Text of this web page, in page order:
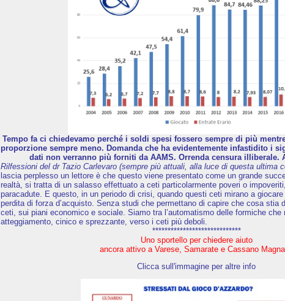
Tempo fa ci chiedevamo perché i soldi spesi fossero sempre di più
proporzione sempre meno. Domanda che ha evidentemente infastidito i
dati non verranno più forniti da AAMS. Orrenda censura illiberale.
Rilfessioni del dr Tazio Carlevaro (sempre più attuali, alla luce di questa ultima
lascia perplesso un lettore è che questo viene presentato come un grande
realtà, si tratta di un salasso effettuato a ceti particolarmente poveri o
paracadute. E questo, in un periodo di crisi, quando questi ceti mirano a
perdita di forza d’acquisto. Senza studi che permettano di capire che cosa stia
ceti, sui piani economico e sociale. Siamo tra l’automatismo delle formiche
atteggiamento, cinico e sprezzante, verso i ceti più deboli.
*****************************
Uno sportello per chiedere aiuto
ancora attivo a Varese, Samarate e Cassano
Clicca sull'immagine per altre info